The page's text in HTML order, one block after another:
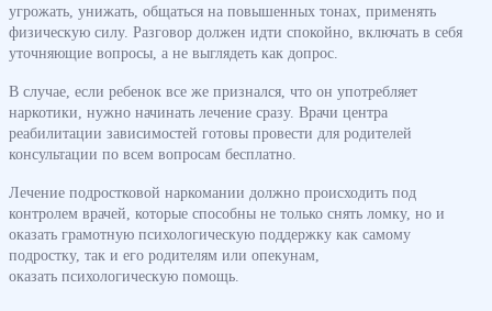
угрожать, унижать, общаться на повышенных тонах, применять
физическую силу. Разговор должен идти спокойно, включать в себя
уточняющие вопросы, а не выглядеть как допрос.
В случае, если ребенок все же признался, что он употребляет
наркотики, нужно начинать лечение сразу. Врачи центра
реабилитации зависимостей готовы провести для родителей
консультации по всем вопросам бесплатно.
Лечение подростковой наркомании должно происходить под
контролем врачей, которые способны не только снять ломку, но и
оказать грамотную психологическую поддержку как самому
подростку, так и его родителям или опекунам,
оказать психологическую помощь.